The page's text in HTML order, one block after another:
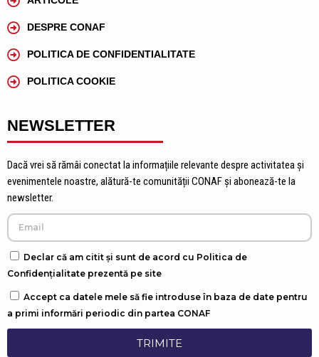
DESPRE CONAF
POLITICA DE CONFIDENTIALITATE
POLITICA COOKIE
NEWSLETTER
Dacă vrei să rămâi conectat la informațiile relevante despre activitatea și
evenimentele noastre, alătură-te comunității CONAF și abonează-te la
newsletter.
Declar că am citit și sunt de acord cu Politica de
Confidențialitate prezentă pe site
Accept ca datele mele să fie introduse în baza de date pentru
a primi informări periodic din partea CONAF
TRIMITE